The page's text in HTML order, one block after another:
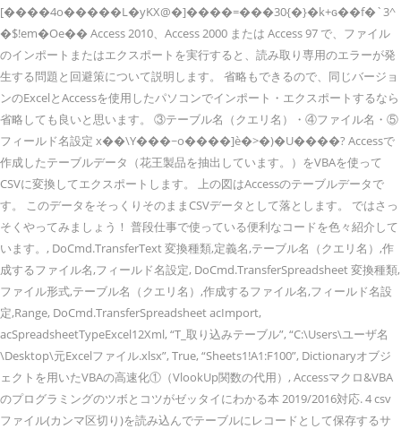
[����4o�����L�yKX@�]����=���30{�}�k+ɢ��f�`3^
�$!em�Oe�� Access 2010、Access 2000 または Access 97 で、ファイル
のインポートまたはエクスポートを実行すると、読み取り専用のエラーが発
生する問題と回避策について説明します。 省略もできるので、同じバージョ
ンのExcelとAccessを使用したパソコンでインポート・エクスポートするなら
省略しても良いと思います。 ③テーブル名（クエリ名）・④ファイル名・⑤
フィールド名設定 x��\Y���~o����]è�>�)�U����? Accessで
作成したテーブルデータ（花王製品を抽出しています。）をVBAを使って
CSVに変換してエクスポートします。 上の図はAccessのテーブルデータで
す。 このデータをそっくりそのままCSVデータとして落とします。 ではさっ
そくやってみましょう！ 普段仕事で使っている便利なコードを色々紹介して
います。, DoCmd.TransferText 変換種類,定義名,テーブル名（クエリ名）,作
成するファイル名,フィールド名設定, DoCmd.TransferSpreadsheet 変換種類,
ファイル形式,テーブル名（クエリ名）,作成するファイル名,フィールド名設
定,Range, DoCmd.TransferSpreadsheet acImport,
acSpreadsheetTypeExcel12Xml, “T_取り込みテーブル”, “C:\Users\ユーザ名
\Desktop\元Excelファイル.xlsx”, True, “Sheets1!A1:F100”, Dictionaryオブジ
ェクトを用いたVBAの高速化①（VlookUp関数の代用）, Accessマクロ&VBA
のプログラミングのツボとコツがゼッタイにわかる本 2019/2016対応. 4 csv
ファイル(カンマ区切り)を読み込んでテーブルにレコードとして保存するサ